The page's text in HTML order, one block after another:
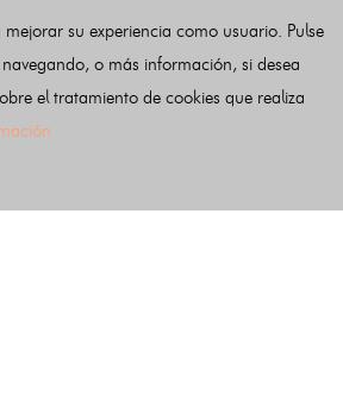
Últimas noticias
su experiencia como usuario. Pulse
o más información, si desea
el tratamiento de cookies que realiza